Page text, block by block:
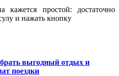
кажется простой: достаточно
и нажать кнопку
выгодный отдых и
поездки